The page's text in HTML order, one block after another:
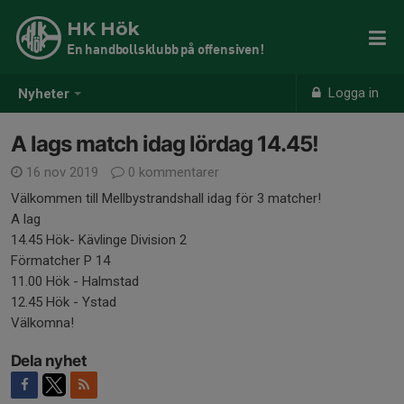
Nyheter Logga in
HK Hök
En handbollsklubb på offensiven!
A lags match idag lördag 14.45!
16 nov 2019
0 kommentarer
Välkommen till Mellbystrandshall idag för 3 matcher!
A lag
14.45 Hök- Kävlinge Division 2
Förmatcher P 14
11.00 Hök - Halmstad
12.45 Hök - Ystad
Välkomna!
Dela nyhet